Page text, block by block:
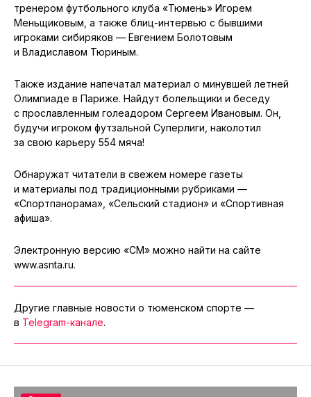
тренером футбольного клуба «Тюмень» Игорем
Меньщиковым, а также блиц-интервью с бывшими
игроками сибиряков — Евгением Болотовым
и Владиславом Тюриным.
Также издание напечатал материал о минувшей летней
Олимпиаде в Париже. Найдут болельщики и беседу
с прославленным голеадором Сергеем Ивановым. Он,
будучи игроком футзальной Суперлиги, наколотил
за свою карьеру 554 мяча!
Обнаружат читатели в свежем номере газеты
и материалы под традиционными рубриками —
«Спортпанорама», «Сельский стадион» и «Спортивная
афиша».
Электронную версию «СМ» можно найти на сайте
www.asnta.ru.
Другие главные новости о тюменском спорте —
в Telegram-канале.